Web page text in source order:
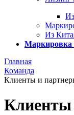
Из
Маркировка
Главная
Команда
Клиенты и
Клиенты